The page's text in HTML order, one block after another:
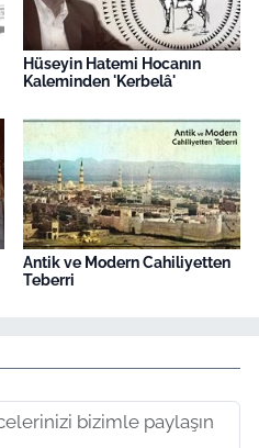
Hüseyin Hatemi Hocanın
Kaleminden 'Kerbelâ'
Antik ve Modern Cahiliyetten
Teberri